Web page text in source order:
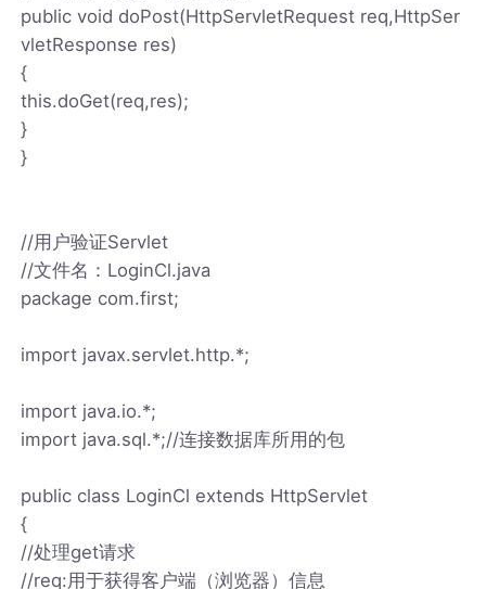
public void doPost(HttpServletRequest req,HttpSer
vletResponse res)
{
this.doGet(req,res);
}
}
//用户验证Servlet
//文件名：LoginCl.java
package com.first;
import javax.servlet.http.*;
import java.io.*;
import java.sql.*;//连接数据库所用的包
public class LoginCl extends HttpServlet
{
//处理get请求
//req:用于获得客户端（浏览器）信息